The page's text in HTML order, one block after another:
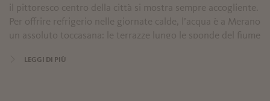
il pittoresco centro della città si mostra sempre accogliente.
Per offrire refrigerio nelle giornate calde, l’acqua è a Merano
un assoluto toccasana: le terrazze lungo le sponde del fiume
vegetazione mediterranea e le dieci piscine, sono vere oasi.
LEGGI DI PIÙ